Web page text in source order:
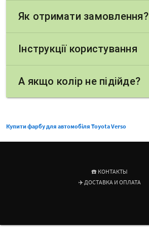
Як отримати замовлення?
Інструкції користування
А якщо колір не підійде?
Купити фарбу для автомобіля Toyota Verso
☎️ КОНТАКТЫ
✈️ ДОСТАВКА И ОПЛАТА